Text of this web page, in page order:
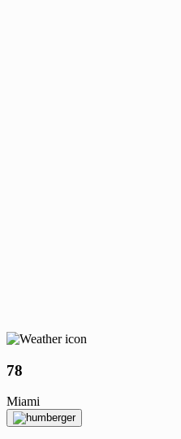
78
Miami